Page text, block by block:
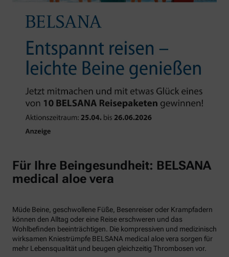
Für Ihre Beingesundheit: BELSANA
medical aloe vera
Müde Beine, geschwollene Füße, Besenreiser oder Krampfadern
können den Alltag oder eine Reise erschweren und das
Wohlbefinden beeinträchtigen. Die kompressiven und medizinisch
wirksamen Kniestrümpfe BELSANA medical aloe vera sorgen für
mehr Lebensqualität und beugen gleichzeitig Thrombosen vor.